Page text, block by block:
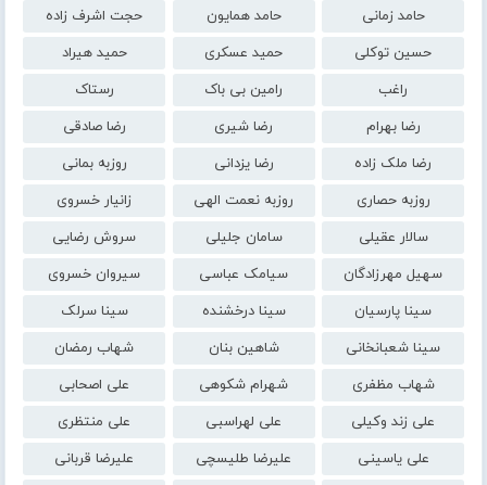
حامد زمانی
حامد همایون
حجت اشرف زاده
حسین توکلی
حمید عسکری
حمید هیراد
راغب
رامین بی باک
رستاک
رضا بهرام
رضا شیری
رضا صادقی
رضا ملک زاده
رضا یزدانی
روزبه بمانی
روزبه حصاری
روزبه نعمت الهی
زانیار خسروی
سالار عقیلی
سامان جلیلی
سروش رضایی
سهیل مهرزادگان
سیامک عباسی
سیروان خسروی
سینا پارسیان
سینا درخشنده
سینا سرلک
سینا شعبانخانی
شاهین بنان
شهاب رمضان
شهاب مظفری
شهرام شکوهی
علی اصحابی
علی زند وکیلی
علی لهراسبی
علی منتظری
علی یاسینی
علیرضا طلیسچی
علیرضا قربانی